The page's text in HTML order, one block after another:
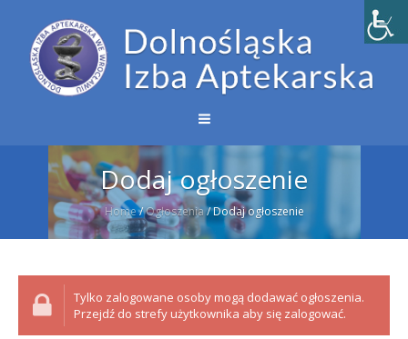
Dodaj ogłoszenie
Home/Ogłoszenia/Dodaj ogłoszenie
Tylko zalogowane osoby mogą dodawać ogłoszenia.
Przejdź do strefy użytkownika aby się zalogować.